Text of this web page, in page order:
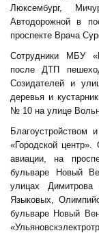
Люксембург,
Автодорожной в
проспекте Врача
Сотрудники МБУ
после ДТП
Созидателей и
деревья и
№ 10 на улице
Благоустройством
«Городской центр».
авиации, на
бульваре Новый
улицах
Языковых,
бульваре Новый